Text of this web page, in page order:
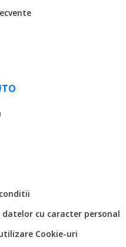
datelor cu caracter personal
Cookie-uri